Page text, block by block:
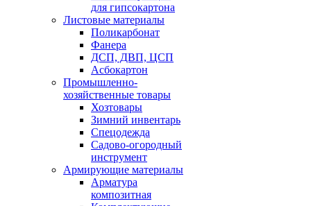
для гипсокартона
Листовые материалы
Поликарбонат
Фанера
ДСП, ДВП, ЦСП
Асбокартон
Промышленно-
хозяйственные товары
Хозтовары
Зимний инвентарь
Спецодежда
Садово-огородный
инструмент
Армирующие материалы
Арматура
композитная